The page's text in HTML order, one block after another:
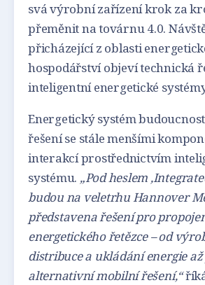
svá výrobní zařízení krok za
přeměnit na továrnu 4.0.
přicházející z oblasti
hospodářství objeví technická
inteligentní energetické
Energetický systém
řešení se stále menšími
interakcí prostřednictvím
systému. „Pod heslem
budou na veletrhu Hannover
představena řešení pro
energetického řetězce – od
distribuce a ukládání energie až
alternativní mobilní řešení,“